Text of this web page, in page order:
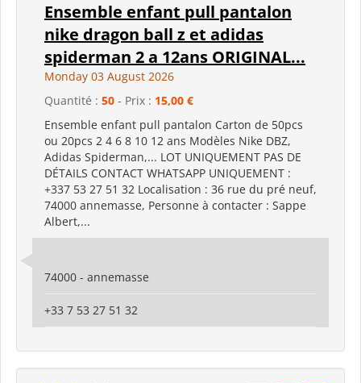
Ensemble enfant pull pantalon
nike dragon ball z et adidas
spiderman 2 a 12ans ORIGINAL...
Monday 03 August 2026
Quantité : 50 - Prix : 15,00 €
Ensemble enfant pull pantalon Carton de 50pcs
ou 20pcs 2 4 6 8 10 12 ans Modèles Nike DBZ,
Adidas Spiderman,... LOT UNIQUEMENT PAS DE
DÉTAILS CONTACT WHATSAPP UNIQUEMENT :
+337 53 27 51 32 Localisation : 36 rue du pré neuf,
74000 annemasse, Personne à contacter : Sappe
Albert,...
74000 - annemasse
+33 7 53 27 51 32